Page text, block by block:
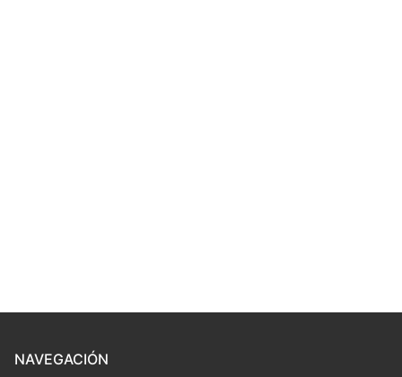
NAVEGACIÓN